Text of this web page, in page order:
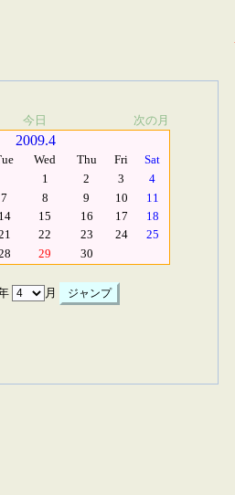
今日 次の月
2009.4
Wed Thu Fri
Sat
1
2 3
4
7 8 9 10
11
14 15 16 17
18
22 23 24
25
29 30
月